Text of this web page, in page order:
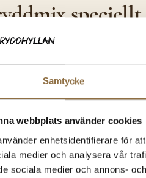
Samtycke
webbplats använder cookies
enhetsidentifierare för
medier och analysera vår
sociala medier och annons-
och göra dina